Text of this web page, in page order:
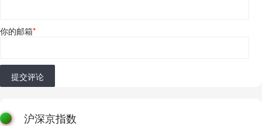
你的邮箱*
提交评论
沪深京指数